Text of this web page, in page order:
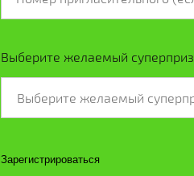
Выберите желаемый суперприз
Зарегистрироваться